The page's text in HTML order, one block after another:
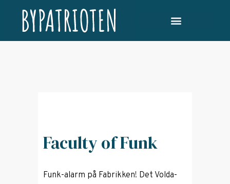
Faculty of Funk
Funk-alarm på Fabrikken! Det Volda-